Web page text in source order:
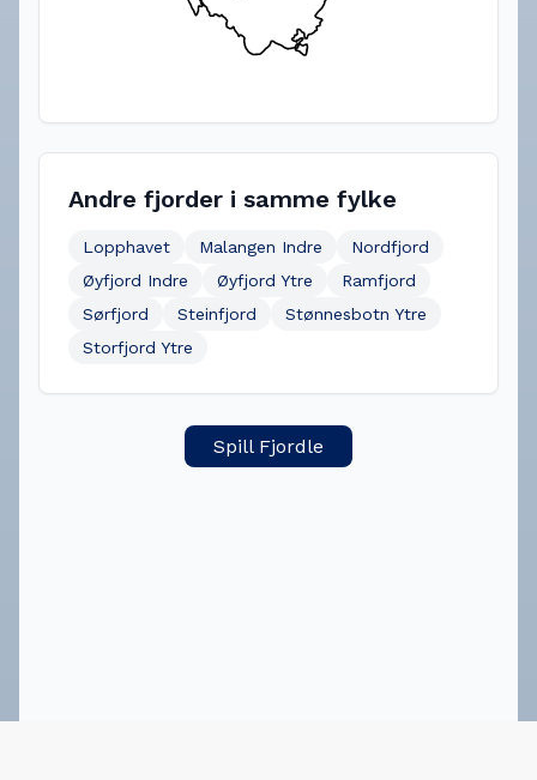
Andre fjorder i samme fylke
Lopphavet Malangen Indre
Nordfjord
Øyfjord Indre
Øyfjord Ytre
Ramfjord
Sørfjord
Steinfjord
Stønnesbotn Ytre
Storfjord Ytre
Spill Fjordle